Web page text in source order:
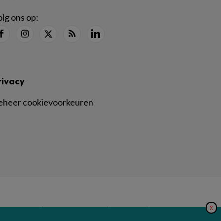
ons op:
cookievoorkeuren
Nature|Privacy Statement|Disclaimer|Voorwaarden X